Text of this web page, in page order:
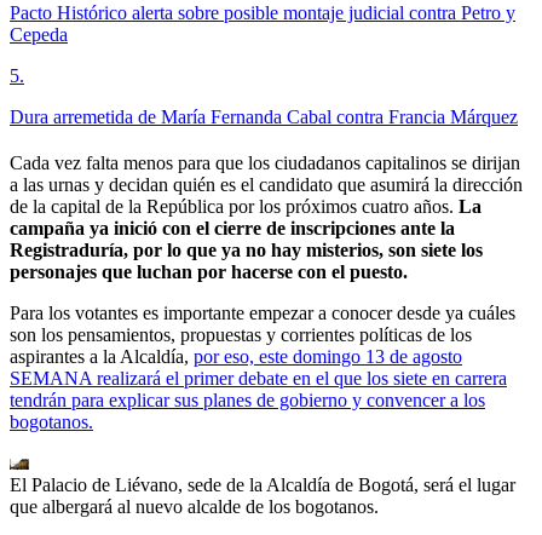
Pacto Histórico alerta sobre posible montaje judicial contra Petro y
Cepeda
5.
Dura arremetida de María Fernanda Cabal contra Francia Márquez
Cada vez falta menos para que los ciudadanos capitalinos se dirijan
a las urnas y decidan quién es el candidato que asumirá la dirección
de la capital de la República por los próximos cuatro años. La
campaña ya inició con el cierre de inscripciones ante la
Registraduría, por lo que ya no hay misterios, son siete los
personajes que luchan por hacerse con el puesto.
Para los votantes es importante empezar a conocer desde ya cuáles
son los pensamientos, propuestas y corrientes políticas de los
aspirantes a la Alcaldía, por eso, este domingo 13 de agosto
SEMANA realizará el primer debate en el que los siete en carrera
tendrán para explicar sus planes de gobierno y convencer a los
bogotanos.
El Palacio de Liévano, sede de la Alcaldía de Bogotá, será el lugar
que albergará al nuevo alcalde de los bogotanos.